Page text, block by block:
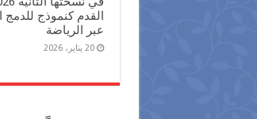
القدم كنموذج للدمج
عبر الرياضة
20 يناير، 2026